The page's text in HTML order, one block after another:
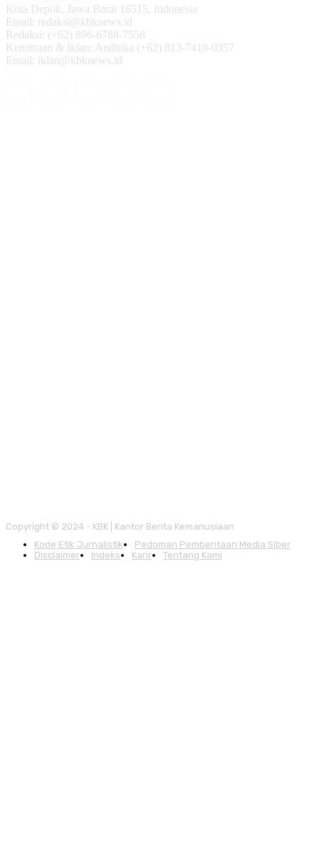
Kota Depok, Jawa Barat 16515, Indonesia
Email: redaksi@kbknews.id
Redaksi: (+62) 896-6788-7558
Kemitraan & Iklan: Andhika (+62) 813-7419-0357
Email: iklan@kbknews.id
Copyright © 2024 - KBK | Kantor Berita Kemanusiaan
Kode Etik Jurnalistik
Pedoman Pemberitaan Media Siber
Disclaimer
Indeks Karir Tentang Kami